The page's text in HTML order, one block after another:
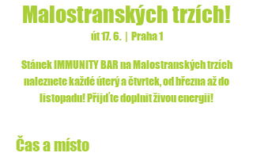
Malostranských trzích!
út 17. 6.
  |
Praha 1
Stánek IMMUNITY BAR na Malostranských trzích
naleznete každé úterý a čtvrtek, od března až do
listopadu! Přijďte doplnit živou energii!
Čas a místo